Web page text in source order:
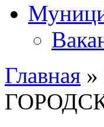
Главная